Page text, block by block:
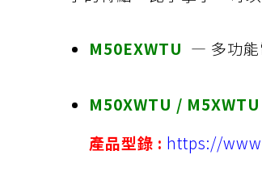
M50EXWTU — 多功能
M50XWTU /
產品型錄 : https://